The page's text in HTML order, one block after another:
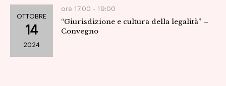
OTTOBRE
14
2024
ore 17:00 - 19:00
“Giurisdizione e cultura della legalità” –
Convegno